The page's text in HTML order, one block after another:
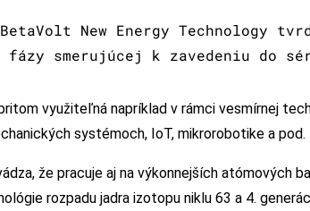
New Energy Technology
smerujúcej k zavedeniu do
využiteľná napríklad v rámci vesmírnej
systémoch, IoT, mikrorobotike a pod.
že pracuje aj na výkonnejších atómových
rozpadu jadra izotopu niklu 63 a 4.